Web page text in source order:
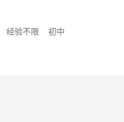
经验不限 初中